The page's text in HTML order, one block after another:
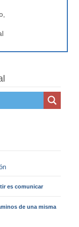
es comunicar
de una misma